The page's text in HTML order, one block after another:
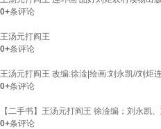
0+条评论
王汤元打阎王
0+条评论
王汤元打阎王 改编:徐淦|绘画:刘永凯//刘炬
0+条评论
【二手书】王汤元打阎王 徐淦编；刘永凯
0+条评论